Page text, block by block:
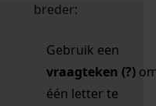
breder:
Gebruik een
vraagteken (?)
één letter te